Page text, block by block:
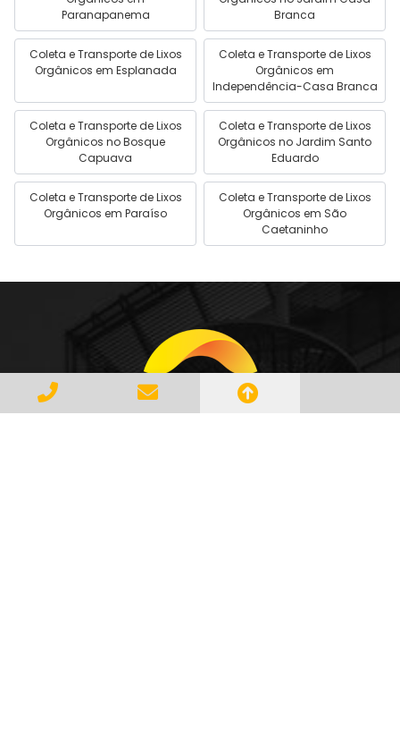
Paranapanema
Branca
Coleta e Transporte de Lixos
Orgânicos em Esplanada
Coleta e Transporte de Lixos
Orgânicos em
Independência-Casa Branca
Coleta e Transporte de Lixos
Orgânicos no Bosque
Capuava
Coleta e Transporte de Lixos
Orgânicos no Jardim Santo
Eduardo
Coleta e Transporte de Lixos
Orgânicos em Paraíso
Coleta e Transporte de Lixos
Orgânicos em São
Caetaninho